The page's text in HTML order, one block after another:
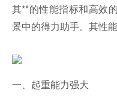
其**的性能指标和高效
景中的得力助手。其性
一、起重能力强大